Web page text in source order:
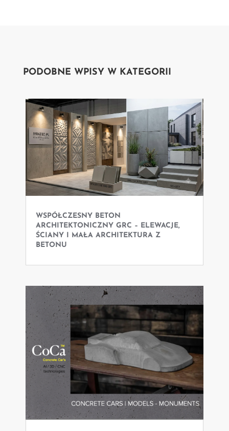
PODOBNE WPISY W KATEGORII
WSPÓŁCZESNY BETON
ARCHITEKTONICZNY GRC – ELEWACJE,
ŚCIANY I MAŁA ARCHITEKTURA Z
BETONU